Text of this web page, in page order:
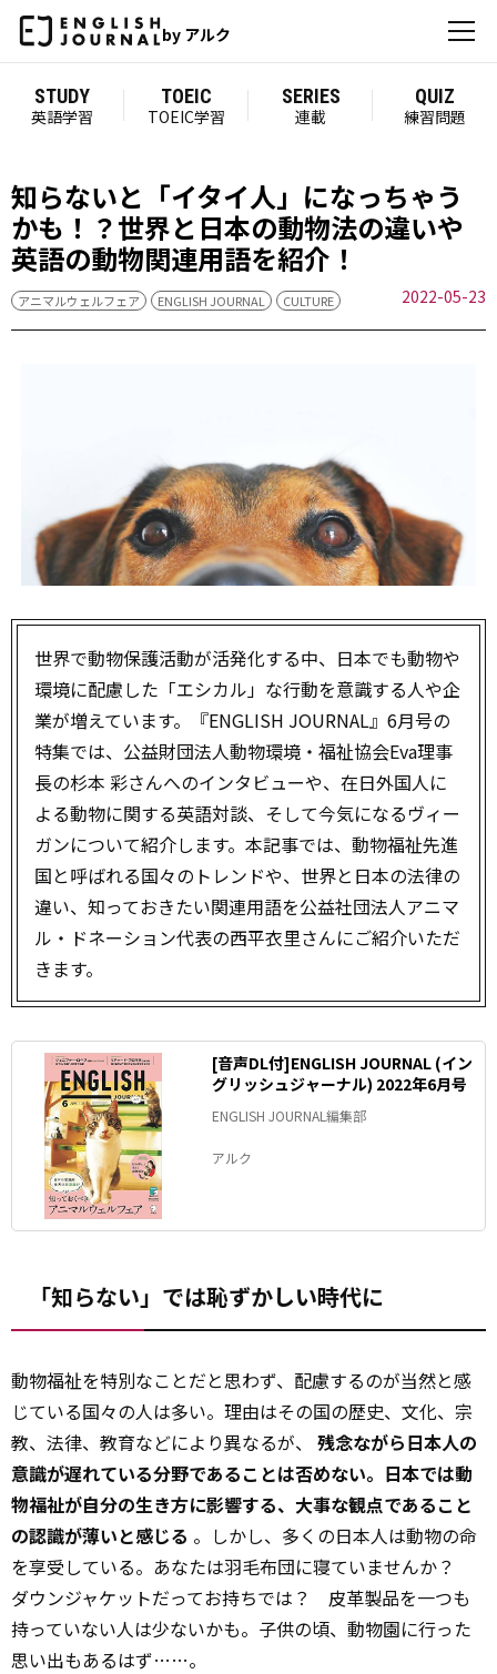
by アルク
STUDY
英語学習
TOEIC
TOEIC学習
SERIES
連載
QUIZ
練習問題
知らないと「イタイ人」になっちゃう
かも！？世界と日本の動物法の違いや
英語の動物関連用語を紹介！
アニマルウェルフェア ENGLISH JOURNAL CULTURE 2022-05-23
世界で動物保護活動が活発化する中、日本でも動物や
環境に配慮した「エシカル」な行動を意識する人や企
業が増えています。『ENGLISH JOURNAL』6月号の
特集では、公益財団法人動物環境・福祉協会Eva理事
長の杉本 彩さんへのインタビューや、在日外国人に
よる動物に関する英語対談、そして今気になるヴィー
ガンについて紹介します。本記事では、動物福祉先進
国と呼ばれる国々のトレンドや、世界と日本の法律の
違い、知っておきたい関連用語を公益社団法人アニマ
ル・ドネーション代表の西平衣里さんにご紹介いただ
きます。
[音声DL付]ENGLISH JOURNAL (イン
グリッシュジャーナル) 2022年6月号
ENGLISH JOURNAL編集部
アルク
「知らない」では恥ずかしい時代に
動物福祉を特別なことだと思わず、配慮するのが当然と感
じている国々の人は多い。理由はその国の歴史、文化、宗
教、法律、教育などにより異なるが、 残念ながら日本人の
意識が遅れている分野であることは否めない。日本では動
物福祉が自分の生き方に影響する、大事な観点であること
の認識が薄いと感じる 。しかし、多くの日本人は動物の命
を享受している。あなたは羽毛布団に寝ていませんか？
ダウンジャケットだってお持ちでは？ 皮革製品を一つも
持っていない人は少ないかも。子供の頃、動物園に行った
思い出もあるはず……。